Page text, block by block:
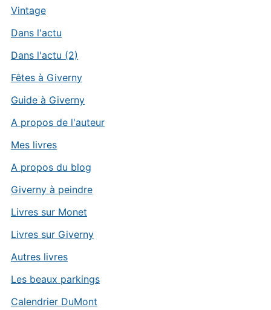
Vintage
Dans l'actu
Dans l'actu (2)
Fêtes à Giverny
Guide à Giverny
A propos de l'auteur
Mes livres
A propos du blog
Giverny à peindre
Livres sur Monet
Livres sur Giverny
Autres livres
Les beaux parkings
Calendrier DuMont